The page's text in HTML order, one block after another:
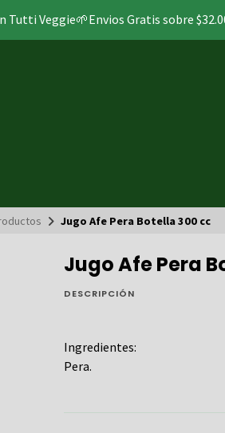
Tutti Veggie🌱Envios Gratis sobre
Jugo Afe Pera Botella 300 cc
Jugo Afe Pera
DESCRIPCIÓN
Ingredientes:
Pera.